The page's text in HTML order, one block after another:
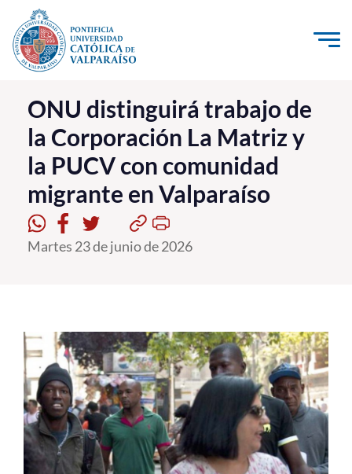
Click acá para ir directamente al contenido
La Universidad
Investigación, Creación e Innovación
PUCV Internacional
Vinculación con el Medio
Admisión
Formación Continua
Estudiantes
Académicos
Funcionarios
ONU distinguirá trabajo de
la Corporación La Matriz y
la PUCV con comunidad
migrante en Valparaíso
Martes 23 de junio de 2026